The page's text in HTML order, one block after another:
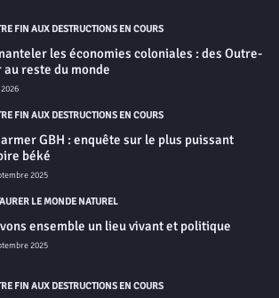
FIN AUX DESTRUCTIONS EN COURS
les économies coloniales : des Outre-
au reste du monde
FIN AUX DESTRUCTIONS EN COURS
GBH : enquête sur le plus puissant
béké
2025
LE MONDE NATUREL
ensemble un lieu vivant et politique
2025
FIN AUX DESTRUCTIONS EN COURS